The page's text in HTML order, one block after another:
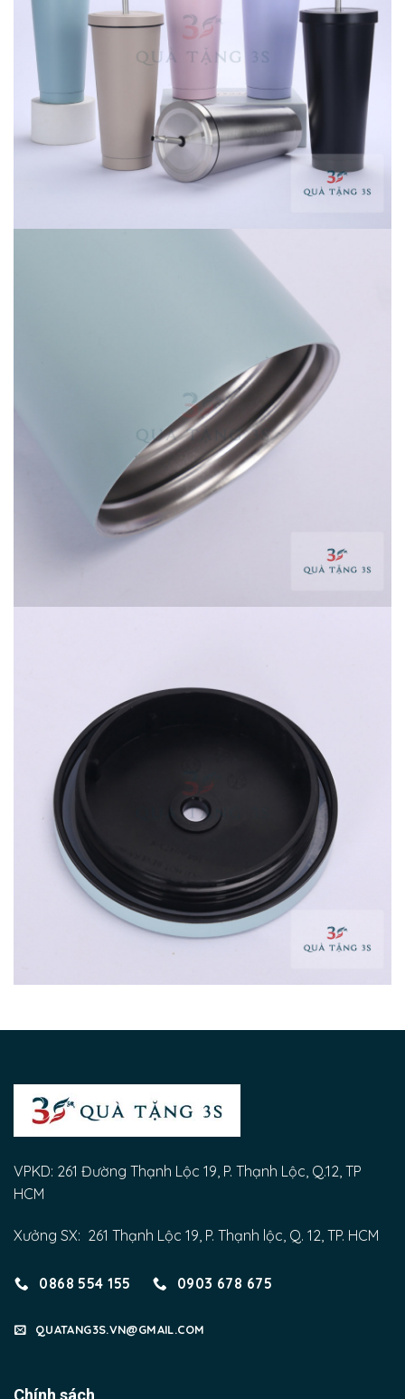
VPKD: 261 Đường Thạnh Lộc 19, P. Thạnh Lộc, Q.12, TP
HCM
Xưởng SX: 261 Thạnh Lộc 19, P. Thạnh lộc, Q. 12, TP. HCM
0868 554 155 0903 678 675
QUATANG3S.VN@GMAIL.COM
Chính sách